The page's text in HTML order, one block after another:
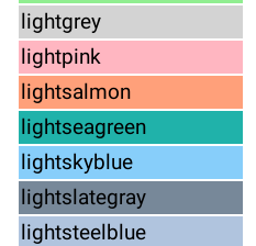
lightgrey
lightpink
lightsalmon
lightseagreen
lightskyblue
lightslategray
lightsteelblue